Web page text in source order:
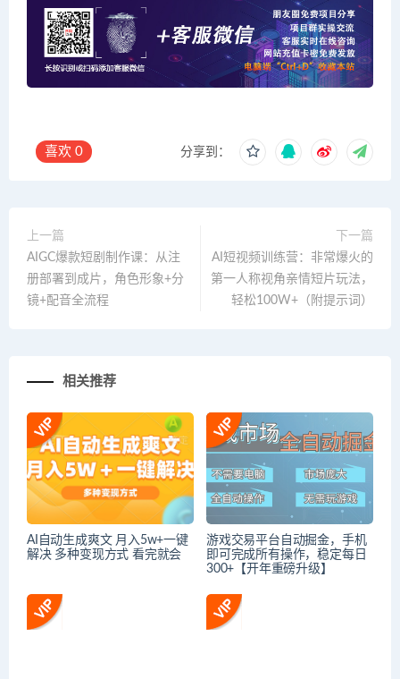
喜欢 0 分享到：
上一篇
AIGC爆款短剧制作课：从注
册部署到成片，角色形象+分
镜+配音全流程
下一篇
AI短视频训练营：非常爆火的
第一人称视角亲情短片玩法，
轻松100W+（附提示词）
相关推荐
AI自动生成爽文 月入5w+一键
解决 多种变现方式 看完就会
游戏交易平台自动掘金，手机
即可完成所有操作，稳定每日
300+【开年重磅升级】